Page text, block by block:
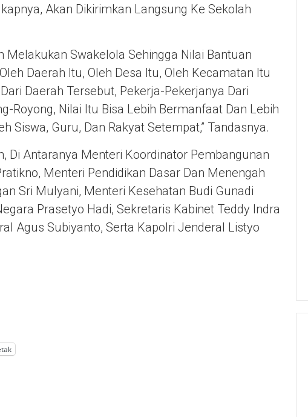
Akan Dikirimkan Langsung Ke Sekolah
Melakukan Swakelola Sehingga Nilai Bantuan
Daerah Itu, Oleh Desa Itu, Oleh Kecamatan Itu
Daerah Tersebut, Pekerja-Pekerjanya Dari
Royong, Nilai Itu Bisa Lebih Bermanfaat Dan Lebih
Siswa, Guru, Dan Rakyat Setempat,” Tandasnya.
Di Antaranya Menteri Koordinator Pembangunan
Menteri Pendidikan Dasar Dan Menengah
Sri Mulyani, Menteri Kesehatan Budi Gunadi
Prasetyo Hadi, Sekretaris Kabinet Teddy Indra
Agus Subiyanto, Serta Kapolri Jenderal Listyo